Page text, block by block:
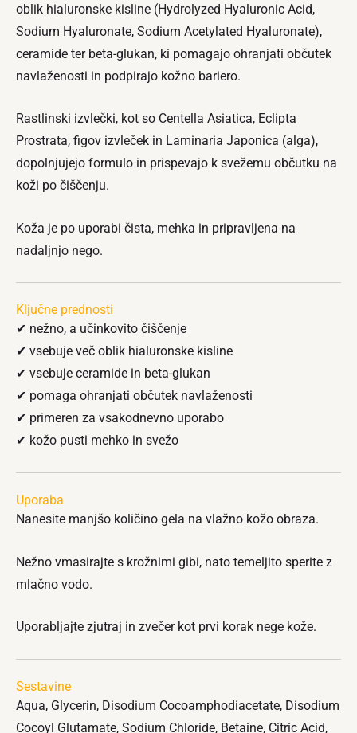
oblik hialuronske kisline (Hydrolyzed Hyaluronic Acid,
Sodium Hyaluronate, Sodium Acetylated Hyaluronate),
ceramide ter beta-glukan, ki pomagajo ohranjati občutek
navlaženosti in podpirajo kožno bariero.
Rastlinski izvlečki, kot so Centella Asiatica, Eclipta
Prostrata, figov izvleček in Laminaria Japonica (alga),
dopolnjujejo formulo in prispevajo k svežemu občutku na
koži po čiščenju.
Koža je po uporabi čista, mehka in pripravljena na
nadaljnjo nego.
Ključne prednosti
✔ nežno, a učinkovito čiščenje
✔ vsebuje več oblik hialuronske kisline
✔ vsebuje ceramide in beta-glukan
✔ pomaga ohranjati občutek navlaženosti
✔ primeren za vsakodnevno uporabo
✔ kožo pusti mehko in svežo
Uporaba
Nanesite manjšo količino gela na vlažno kožo obraza.
Nežno vmasirajte s krožnimi gibi, nato temeljito sperite z
mlačno vodo.
Uporabljajte zjutraj in zvečer kot prvi korak nege kože.
Sestavine
Aqua, Glycerin, Disodium Cocoamphodiacetate, Disodium
Cocoyl Glutamate, Sodium Chloride, Betaine, Citric Acid,